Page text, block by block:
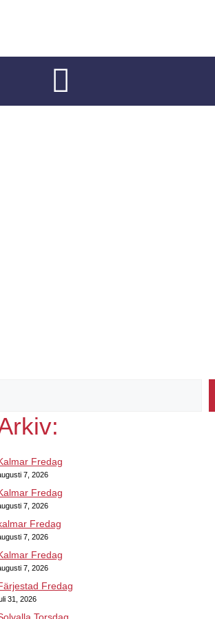
Fredag
7, 2026
Fredag
7, 2026
Fredag
7, 2026
Fredag
7, 2026
Fredag
31, 2026